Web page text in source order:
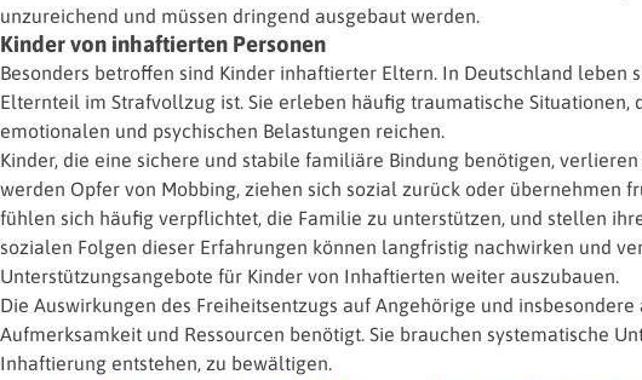
unzureichend und müssen dringend ausgebaut werden.
Kinder von inhaftierten Personen
Besonders betroffen sind Kinder inhaftierter Eltern. In Deutschland leben
Elternteil im Strafvollzug ist. Sie erleben häufig traumatische
emotionalen und psychischen Belastungen reichen.
Kinder, die eine sichere und stabile familiäre Bindung benötigen,
werden Opfer von Mobbing, ziehen sich sozial zurück oder übernehmen
fühlen sich häufig verpflichtet, die Familie zu unterstützen, und stellen
sozialen Folgen dieser Erfahrungen können langfristig nachwirken und
Unterstützungsangebote für Kinder von Inhaftierten weiter auszubauen.
Die Auswirkungen des Freiheitsentzugs auf Angehörige und
Aufmerksamkeit und Ressourcen benötigt. Sie brauchen systematische
Inhaftierung entstehen, zu bewältigen.